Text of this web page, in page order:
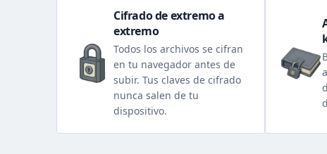
Cifrado de extremo a
extremo
Todos los archivos se cifran
en tu navegador antes de
subir. Tus claves de cifrado
nunca salen de tu
dispositivo.